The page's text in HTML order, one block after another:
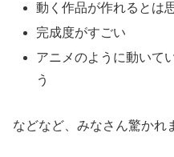
動く作品が作れるとは
完成度がすごい
アニメのように動いて
う
などなど、みなさん驚かれ